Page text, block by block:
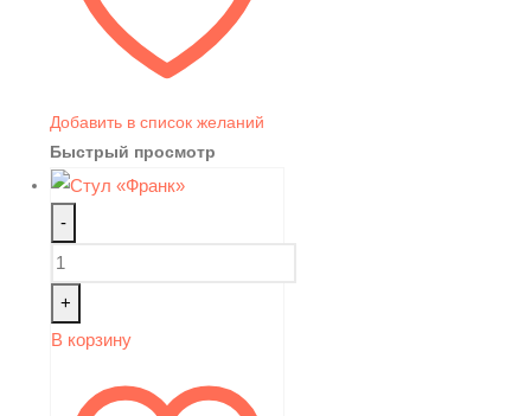
Добавить в список желаний
Быстрый просмотр
-
+
В корзину